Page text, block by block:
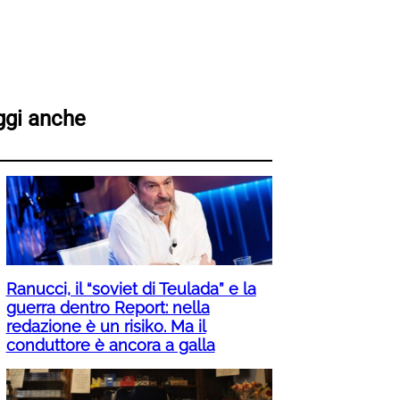
anche
Ranucci, il “soviet di Teulada” e la
guerra dentro Report: nella
redazione è un risiko. Ma il
conduttore è ancora a galla